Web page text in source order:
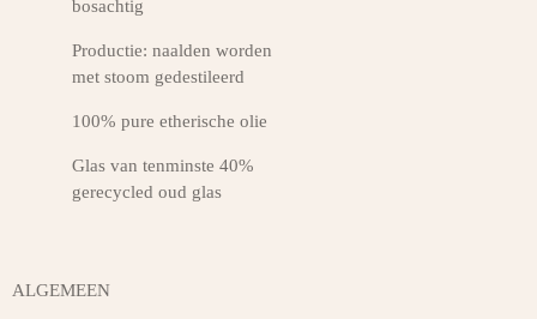
bosachtig
Productie: naalden worden
met stoom gedestileerd
100% pure etherische olie
Glas van tenminste 40%
gerecycled oud glas
ALGEMEEN